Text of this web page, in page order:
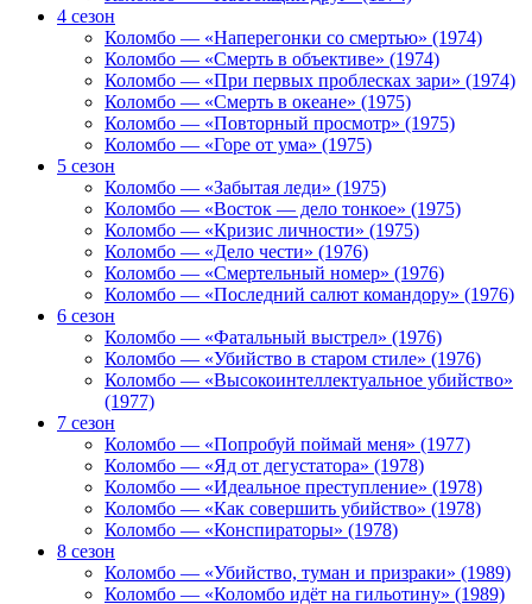
4 сезон
Коломбо — «Наперегонки со смертью» (1974)
Коломбо — «Смерть в объективе» (1974)
Коломбо — «При первых проблесках зари» (1974)
Коломбо — «Смерть в океане» (1975)
Коломбо — «Повторный просмотр» (1975)
Коломбо — «Горе от ума» (1975)
5 сезон
Коломбо — «Забытая леди» (1975)
Коломбо — «Восток — дело тонкое» (1975)
Коломбо — «Кризис личности» (1975)
Коломбо — «Дело чести» (1976)
Коломбо — «Смертельный номер» (1976)
Коломбо — «Последний салют командору» (1976)
6 сезон
Коломбо — «Фатальный выстрел» (1976)
Коломбо — «Убийство в старом стиле» (1976)
Коломбо — «Высокоинтеллектуальное убийство»
(1977)
7 сезон
Коломбо — «Попробуй поймай меня» (1977)
Коломбо — «Яд от дегустатора» (1978)
Коломбо — «Идеальное преступление» (1978)
Коломбо — «Как совершить убийство» (1978)
Коломбо — «Конспираторы» (1978)
8 сезон
Коломбо — «Убийство, туман и призраки» (1989)
Коломбо — «Коломбо идёт на гильотину» (1989)